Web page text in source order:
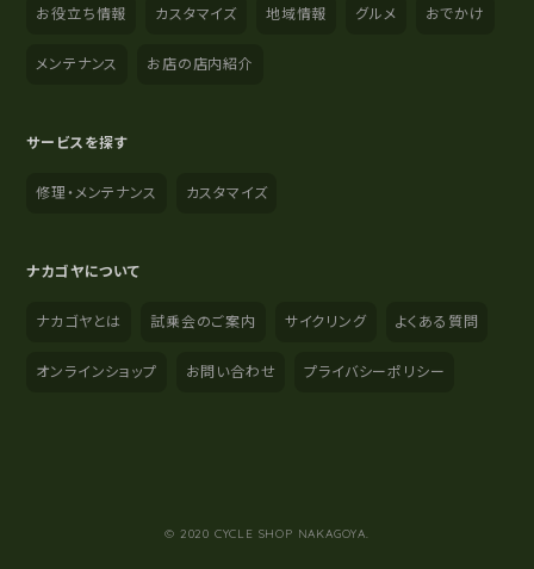
お役立ち情報 カスタマイズ 地域情報 グルメ おでかけ
メンテナンス お店の店内紹介
サービスを探す
修理・メンテナンス カスタマイズ
ナカゴヤについて
ナカゴヤとは 試乗会のご案内 サイクリング よくある質問
オンラインショップ お問い合わせ プライバシーポリシー
© 2020 CYCLE SHOP NAKAGOYA.